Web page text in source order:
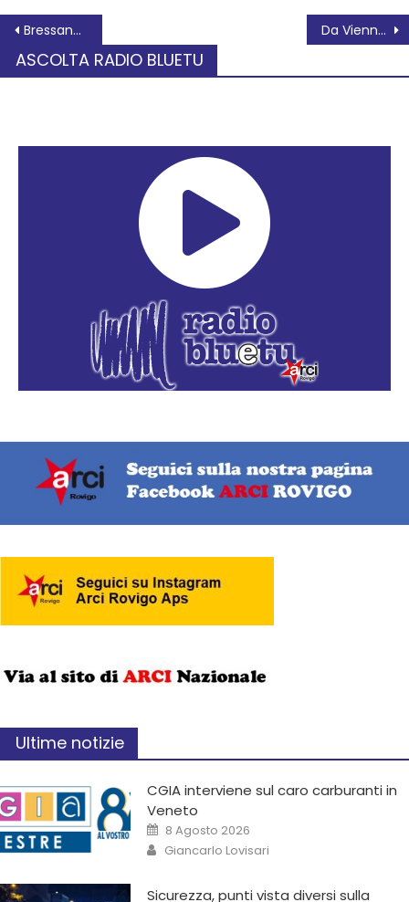
Bressane ospita per la prima volta la Pastasciutta Antifascista Da Vienna a tutto groove, arrivano a Canda i BartolomeyBittmann
ASCOLTA RADIO BLUETU
Ultime notizie
CGIA interviene sul caro carburanti in
Veneto
8 Agosto 2026
Giancarlo Lovisari
Sicurezza, punti vista diversi sulla